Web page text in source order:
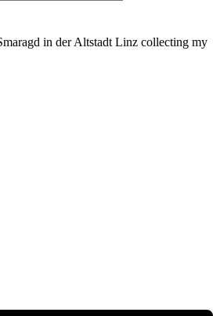
in der Altstadt Linz collecting my